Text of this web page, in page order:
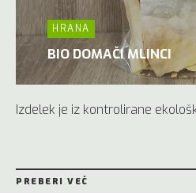
HRANA
BIO DOMAČI MLINCI
Izdelek je iz kontrolirane
PREBERI VEČ